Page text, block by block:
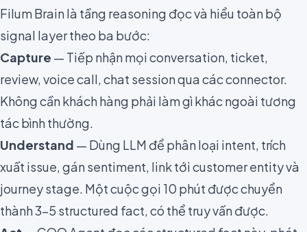
Filum Brain là tầng reasoning đọc và hiểu toàn bộ
signal layer theo ba bước:
Capture — Tiếp nhận mọi conversation, ticket,
review, voice call, chat session qua các connector.
Không cần khách hàng phải làm gì khác ngoài tương
tác bình thường.
Understand — Dùng LLM để phân loại intent, trích
xuất issue, gán sentiment, link tới customer entity và
journey stage. Một cuộc gọi 10 phút được chuyển
thành 3–5 structured fact, có thể truy vấn được.